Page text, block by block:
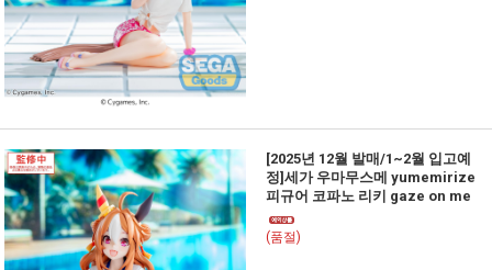
[2025년 12월 발매/1~2월 입고예
정]세가 우마무스메 yumemirize
피규어 코파노 리키 gaze on me
(품절)